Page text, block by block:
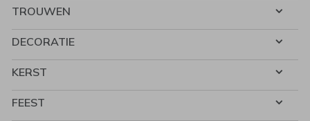
TROUWEN
DECORATIE
KERST
FEEST